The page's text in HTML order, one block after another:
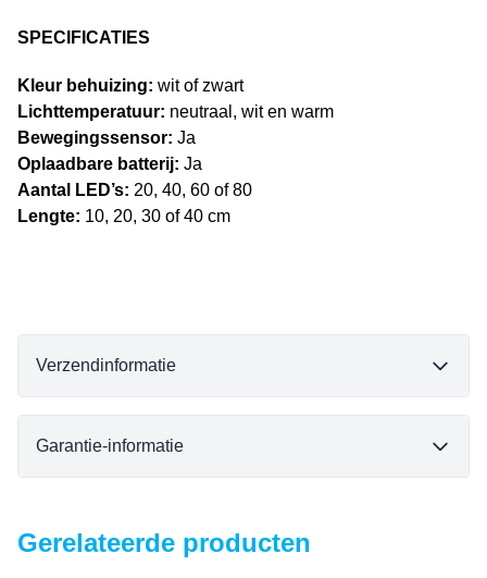
SPECIFICATIES
Kleur behuizing: wit of zwart
Lichttemperatuur: neutraal, wit en warm
Bewegingssensor: Ja
Oplaadbare batterij: Ja
Aantal LED’s: 20, 40, 60 of 80
Lengte: 10, 20, 30 of 40 cm
Verzendinformatie
Garantie-informatie
Gerelateerde producten